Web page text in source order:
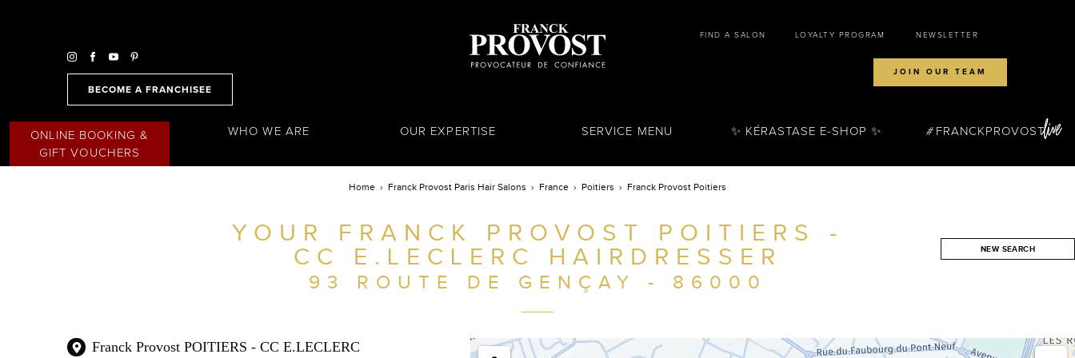
AUSTRALIA
Home Franck Provost Paris Hair Salons France Poitiers Franck Provost Poitiers
YOUR FRANCK PROVOST POITIERS -
CC E.LECLERC HAIRDRESSER
93 ROUTE DE GENÇAY - 86000
NEW SEARCH
Franck Provost POITIERS - CC E.LECLERC
BECOME A FRANCHISEE
FIND A SALON LOYALTY PROGRAM NEWSLETTER
JOIN OUR TEAM
ONLINE BOOKING &
GIFT VOUCHERS
WHO WE ARE OUR EXPERTISE SERVICE MENU ✨ KÉRASTASE E-SHOP ✨ FRANCKPROVOST